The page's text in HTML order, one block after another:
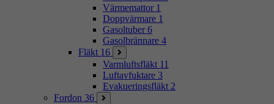
Värmemattor 1
Doppvärmare 1
Gasoltuber 6
Gasolbrännare 4
Fläkt 16
Varmluftsfläkt 11
Luftavfuktare 3
Evakueringsfläkt 2
Fordon 36